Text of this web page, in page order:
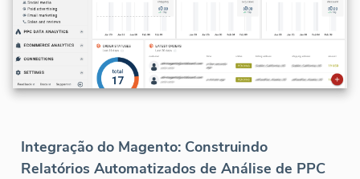
Integração do Magento: Construindo
Relatórios Automatizados de Análise de PPC